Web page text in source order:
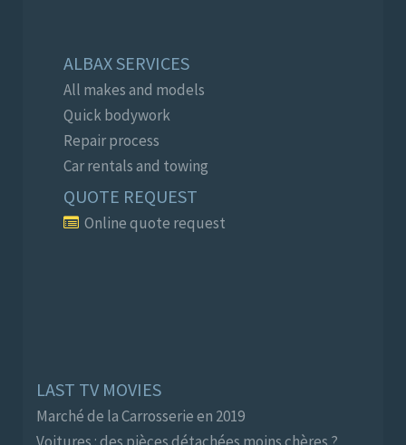
ALBAX SERVICES
All makes and models
Quick bodywork
Repair process
Car rentals and towing
QUOTE REQUEST
Online quote request
LAST TV MOVIES
Marché de la Carrosserie en 2019